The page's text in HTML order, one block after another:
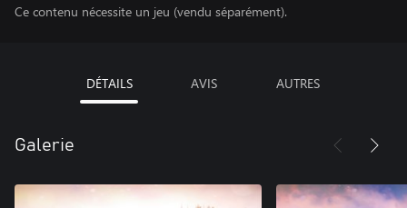
Ce contenu nécessite un jeu (vendu séparément).
DÉTAILS AVIS AUTRES
Galerie